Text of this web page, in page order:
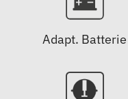
Adapt. Batterie